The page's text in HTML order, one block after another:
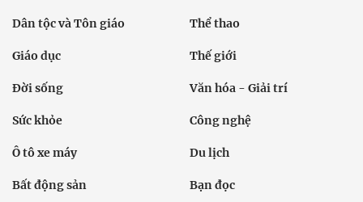
Dân tộc và Tôn giáo Thể thao
Giáo dục Thế giới
Đời sống Văn hóa - Giải trí
Sức khỏe Công nghệ
Ô tô xe máy Du lịch
Bất động sản Bạn đọc